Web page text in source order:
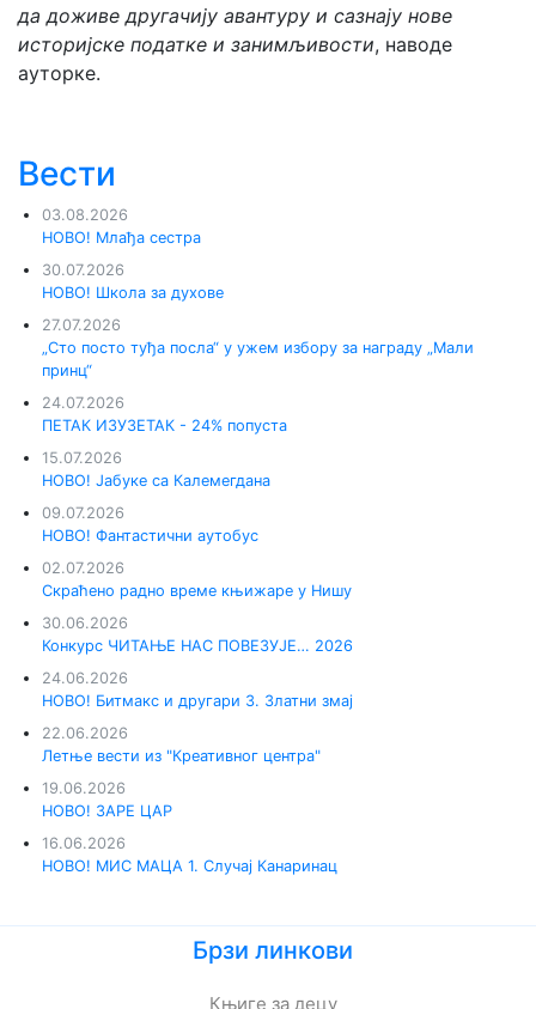
да доживе другачију авантуру и сазнају нове
историјске податке и занимљивости, наводе
ауторке.
Вести
03.08.2026
НОВО! Млађа сестра
30.07.2026
НОВО! Школа за духове
27.07.2026
„Сто посто туђа посла“ у ужем избору за награду „Мали
принц“
24.07.2026
ПЕТАК ИЗУЗЕТАК - 24% попуста
15.07.2026
НОВО! Јабуке са Калемегдана
09.07.2026
НОВО! Фантастични аутобус
02.07.2026
Скраћено радно време књижаре у Нишу
30.06.2026
Конкурс ЧИТАЊЕ НАС ПОВЕЗУЈЕ… 2026
24.06.2026
НОВО! Битмакс и другари 3. Златни змај
22.06.2026
Летње вести из "Креативног центра"
19.06.2026
НОВО! ЗАРЕ ЦАР
16.06.2026
НОВО! МИС МАЦА 1. Случај Канаринац
Брзи линкови
Књиге за децу